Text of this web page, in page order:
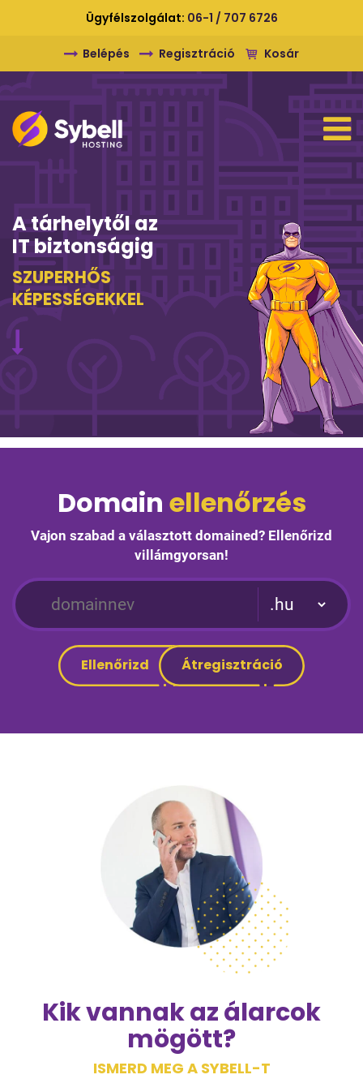
Ügyfélszolgálat: 06-1 / 707 6726
Belépés Regisztráció Kosár
A tárhelytől az
IT biztonságig
SZUPERHŐS
KÉPESSÉGEKKEL
Domain ellenőrzés
Vajon szabad a választott domained? Ellenőrizd
villámgyorsan!
Kik vannak az álarcok
mögött?
ISMERD MEG A SYBELL-T